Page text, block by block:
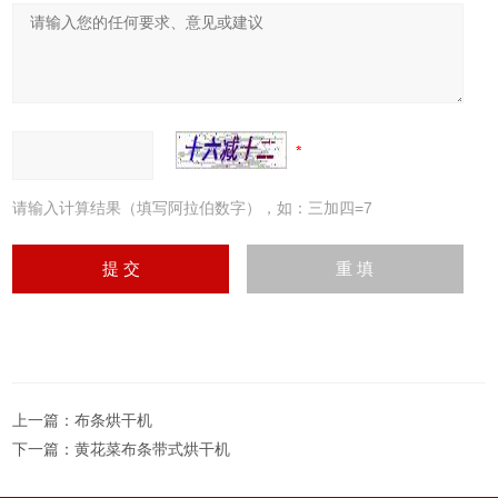
请输入计算结果（填写阿拉伯数字），如：三加四=7
上一篇：布条烘干机
下一篇：黄花菜布条带式烘干机